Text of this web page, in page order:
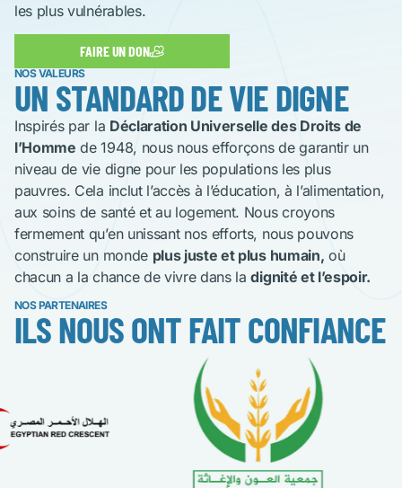
les plus vulnérables.
FAIRE UN DON
NOS VALEURS
UN STANDARD DE VIE DIGNE
Inspirés par la Déclaration Universelle des Droits de
l’Homme de 1948, nous nous efforçons de garantir un
niveau de vie digne pour les populations les plus
pauvres. Cela inclut l’accès à l’éducation, à l’alimentation,
aux soins de santé et au logement. Nous croyons
fermement qu’en unissant nos efforts, nous pouvons
construire un monde plus juste et plus humain, où
chacun a la chance de vivre dans ladignité et l’espoir.
NOS PARTENAIRES
ILS NOUS ONT FAIT CONFIANCE